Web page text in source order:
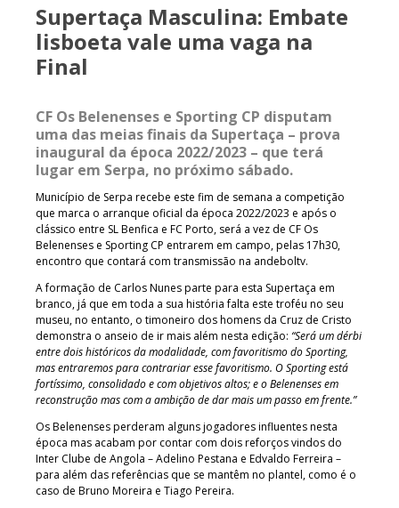
Supertaça Masculina: Embate
lisboeta vale uma vaga na
Final
CF Os Belenenses e Sporting CP disputam
uma das meias finais da Supertaça – prova
inaugural da época 2022/2023 – que terá
lugar em Serpa, no próximo sábado.
Município de Serpa recebe este fim de semana a competição
que marca o arranque oficial da época 2022/2023 e após o
clássico entre SL Benfica e FC Porto, será a vez de CF Os
Belenenses e Sporting CP entrarem em campo, pelas 17h30,
encontro que contará com transmissão na andeboltv.
A formação de Carlos Nunes parte para esta Supertaça em
branco, já que em toda a sua história falta este troféu no seu
museu, no entanto, o timoneiro dos homens da Cruz de Cristo
demonstra o anseio de ir mais além nesta edição: “Será um dérbi
entre dois históricos da modalidade, com favoritismo do Sporting,
mas entraremos para contrariar esse favoritismo. O Sporting está
fortíssimo, consolidado e com objetivos altos; e o Belenenses em
reconstrução mas com a ambição de dar mais um passo em frente.”
Os Belenenses perderam alguns jogadores influentes nesta
época mas acabam por contar com dois reforços vindos do
Inter Clube de Angola – Adelino Pestana e Edvaldo Ferreira –
para além das referências que se mantêm no plantel, como é o
caso de Bruno Moreira e Tiago Pereira.